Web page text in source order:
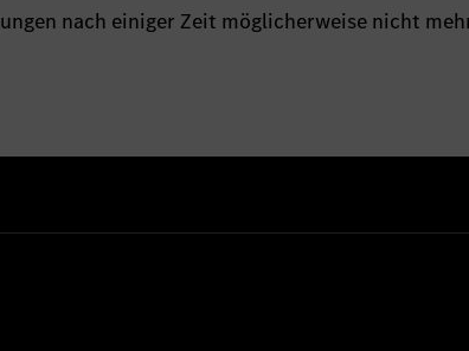
nach einiger Zeit möglicherweise nicht